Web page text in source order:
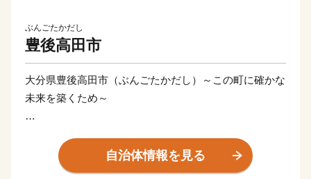
ぶんごたかだし
豊後高田市
大分県豊後高田市（ぶんごたかだし）～この町に確かな
未来を築くため～
高齢化率は38％にのぼり、少子高齢化が進んでいます。
将来推計では、2070年には人口が約1万2千人まで減少
自治体情報を見る